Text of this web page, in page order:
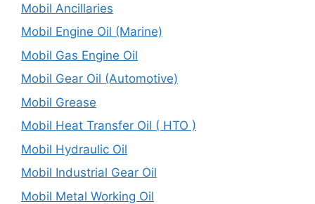
Mobil Ancillaries
Mobil Engine Oil (Marine)
Mobil Gas Engine Oil
Mobil Gear Oil (Automotive)
Mobil Grease
Mobil Heat Transfer Oil ( HTO )
Mobil Hydraulic Oil
Mobil Industrial Gear Oil
Mobil Metal Working Oil